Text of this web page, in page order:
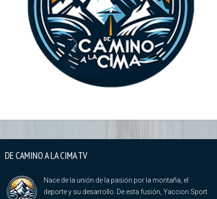
DE CAMINO A LA CIMA TV
Nace de la unión de la pasión por la montaña, el
deporte y su desarrollo. De esta fusión, Yaccion Sport